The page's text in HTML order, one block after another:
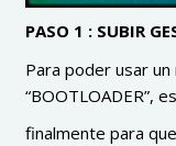
PASO 1 : SUBIR
Para poder usar
“BOOTLOADER”,
finalmente para